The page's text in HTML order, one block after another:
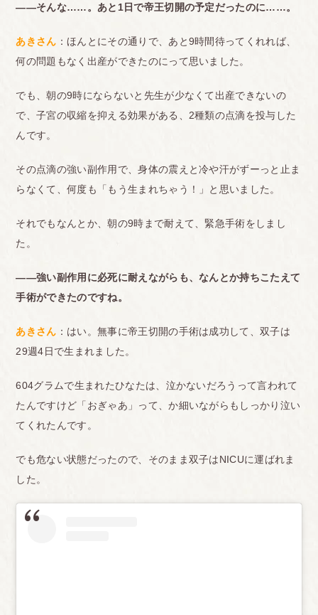
――そんな……。あと1日で帝王切開の予定だったのに……。
あきさん ：ほんとにその通りで、あと9時間待ってくれれば、
何の問題もなく出産ができたのにって思いました。
でも、朝の9時にならないと先生が少なくて出産できないの
で、子宮の収縮を抑える効果がある、2種類の点滴を投与した
んです。
その点滴の強い副作用で、身体の震えと冷や汗がずーっと止ま
らなくて、何度も「もう生まれちゃう！」と思いました。
それでもなんとか、朝の9時まで耐えて、緊急手術をしまし
た。
――強い副作用に必死に耐えながらも、なんとか持ちこたえて
手術ができたのですね。
あきさん ：はい。無事に帝王切開の手術は成功して、双子は
29週4日で生まれました。
604グラムで生まれたひなたは、泣かないだろうって言われて
たんですけど「おぎゃあ」って、か細いながらもしっかり泣い
てくれたんです。
でも危ない状態だったので、そのまま双子はNICUに運ばれま
した。